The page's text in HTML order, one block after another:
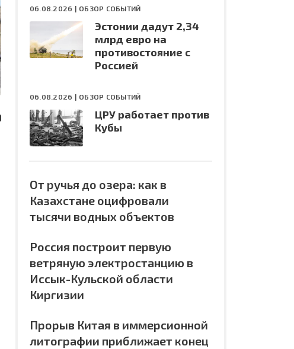
06.08.2026 | ОБЗОР СОБЫТИЙ
Эстонии дадут 2,34
млрд евро на
противостояние с
Россией
06.08.2026 | ОБЗОР СОБЫТИЙ
ЦРУ работает против
Кубы
От ручья до озера: как в
Казахстане оцифровали
тысячи водных объектов
Россия построит первую
ветряную электростанцию в
Иссык-Кульской области
Киргизии
Прорыв Китая в иммерсионной
литографии приближает конец